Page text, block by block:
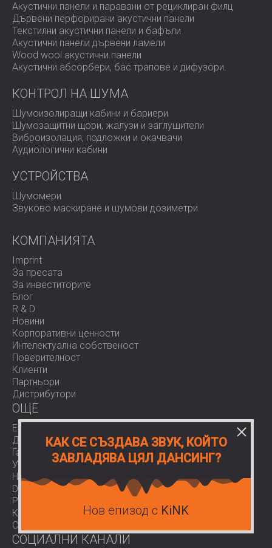
Акустични панели и паравани от рециклиран филц
Дървени перфорирани акустични панели
Текстилни акустични панели и бафъли
Акустични панели дървени ламели
Wood wool акустични панели
Акустични абсорбери, бас трапове и дифузoри.
КОНТРОЛ НА ШУМА
Шумоизолиращи кабини и бариери
Шумозащитни щори, жалузи и заглушители
Виброизолация, подложки и окачвачи
Аудиологични кабини
УСТРОЙСТВА
Шумомери
Звуково маскиране и шумови дозиметри
КОМПАНИЯТА
Imprint
За пресата
За инвеститорите
Блог
R & D
Новини
Корпоративни ценности
Интелектуална собственост
Поверителност
Клиенти
Партньори
Дистрибутори
OЩЕ
E-Shop
Доставки
Гаранции
Условия за ползване
Нормативи
Download area
Работа при нас
Контакти
COVID-19
СОЦИАЛНИ КАНАЛИ
КАК СЕ СЪЗДАВА ЗВУК, КОЙТО
ЗАВЛАДЯВА ЦЯЛ ДАНСИНГ?
Нов епизод с KiNK